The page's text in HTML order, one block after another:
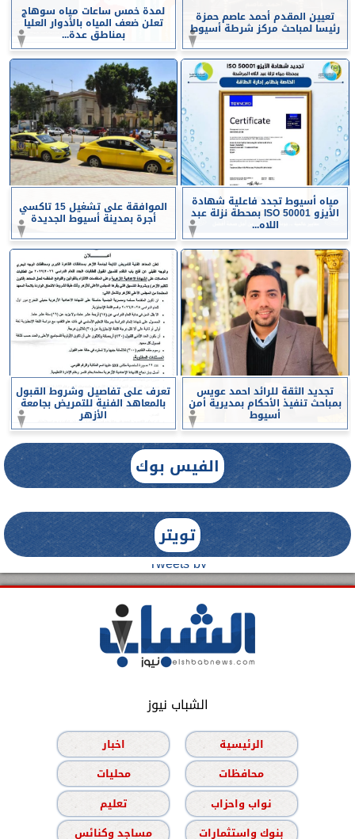
تعيين المقدم أحمد عاصم حمزة
رئيسا لمباحث مركز شرطة أسيوط
لمدة خمس ساعات مياه سوهاج
تعلن ضعف المياه بالأدوار العليا
بمناطق عدة...
مياه أسيوط تجدد فاعلية شهادة
الأيزو ISO 50001 بمحطة نزلة عبد
اللاه...
الموافقة على تشغيل 15 تاكسي
أجرة بمدينة أسيوط الجديدة
تجديد الثقة للرائد احمد عويس
بمباحث تنفيذ الأحكام بمديرية أمن
أسيوط
تعرف على تفاصيل وشروط القبول
بالمعاهد الفنية للتمريض بجامعة
الأزهر
الفيس بوك
تويتر
Tweets by
الشباب نيوز
الرئيسية
اخبار
محافظات
محليات
نواب واحزاب
تعليم
بنوك واستثمارات
مساجد وكنائس